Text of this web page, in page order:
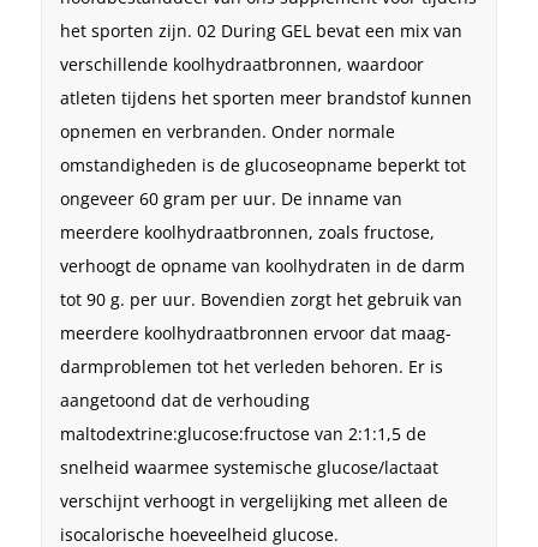
het sporten zijn. 02 During GEL bevat een mix van
verschillende koolhydraatbronnen, waardoor
atleten tijdens het sporten meer brandstof kunnen
opnemen en verbranden. Onder normale
omstandigheden is de glucoseopname beperkt tot
ongeveer 60 gram per uur. De inname van
meerdere koolhydraatbronnen, zoals fructose,
verhoogt de opname van koolhydraten in de darm
tot 90 g. per uur. Bovendien zorgt het gebruik van
meerdere koolhydraatbronnen ervoor dat maag-
darmproblemen tot het verleden behoren. Er is
aangetoond dat de verhouding
maltodextrine:glucose:fructose van 2:1:1,5 de
snelheid waarmee systemische glucose/lactaat
verschijnt verhoogt in vergelijking met alleen de
isocalorische hoeveelheid glucose.